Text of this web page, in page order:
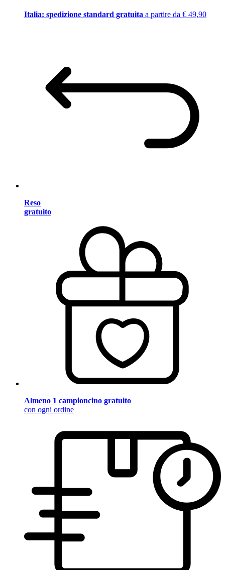
Italia: spedizione standard gratuita a partire da € 49,90
Reso
gratuito
Almeno 1 campioncino gratuito
con ogni ordine